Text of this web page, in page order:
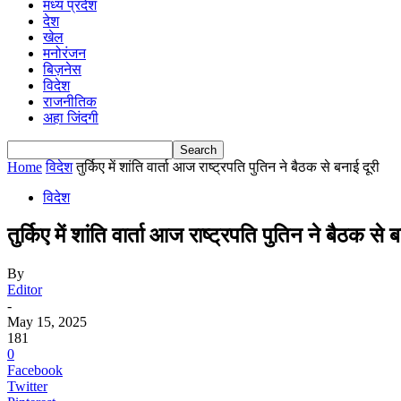
मध्य प्रदेश
देश
खेल
मनोरंजन
बिज़नेस
विदेश
राजनीतिक
अहा जिंदगी
Home विदेश तुर्किए में शांति वार्ता आज राष्ट्रपति पुतिन ने बैठक से बनाई दूरी
विदेश
तुर्किए में शांति वार्ता आज राष्ट्रपति पुतिन ने बैठक से
By
Editor
-
May 15, 2025
181
0
Facebook
Twitter